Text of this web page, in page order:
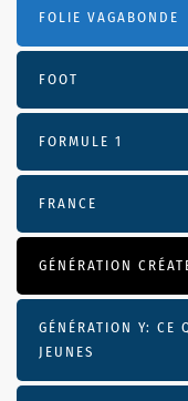
FOLIE VAGABONDE
FOOT
FORMULE 1
FRANCE
GÉNÉRATION
GÉNÉRATION Y: CE
JEUNES